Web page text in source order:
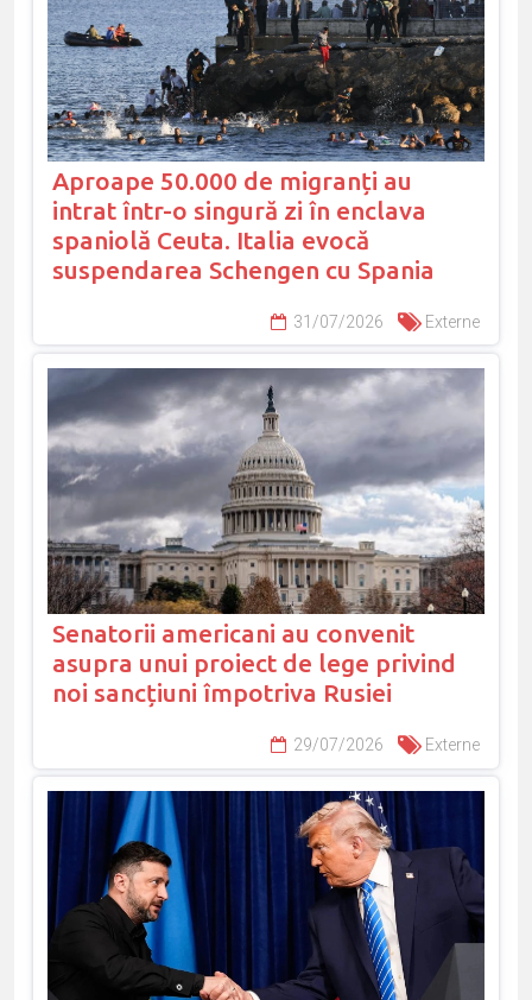
Aproape 50.000 de migranți au
intrat într-o singură zi în enclava
spaniolă Ceuta. Italia evocă
suspendarea Schengen cu Spania
31/07/2026 Externe
Senatorii americani au convenit
asupra unui proiect de lege privind
noi sancțiuni împotriva Rusiei
29/07/2026 Externe